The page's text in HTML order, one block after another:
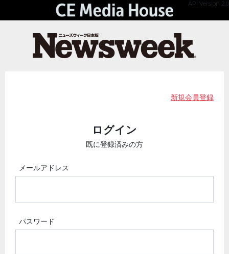
API Version 2.0
新規会員登録
ログイン
既に登録済みの方
メールアドレス
パスワード